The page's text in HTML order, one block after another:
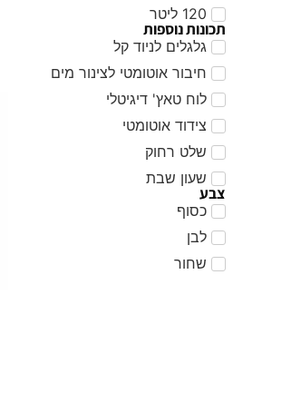
120 ליטר
תכונות נוספות
גלגלים לניוד קל
חיבור אוטומטי לצינור מים
לוח טאץ' דיגיטלי
צידוד אוטומטי
שלט רחוק
שעון שבת
צבע
כסוף
לבן
שחור